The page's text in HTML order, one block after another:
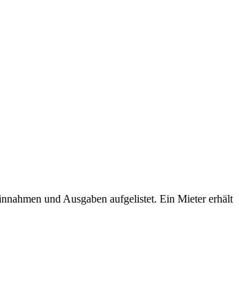
und Ausgaben aufgelistet. Ein Mieter erhält